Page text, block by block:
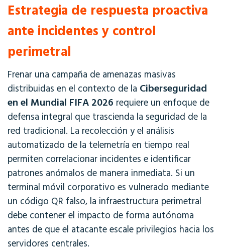
Estrategia de respuesta proactiva
ante incidentes y control
perimetral
Frenar una campaña de amenazas masivas
distribuidas en el contexto de la Ciberseguridad
en el Mundial FIFA 2026 requiere un enfoque de
defensa integral que trascienda la seguridad de la
red tradicional. La recolección y el análisis
automatizado de la telemetría en tiempo real
permiten correlacionar incidentes e identificar
patrones anómalos de manera inmediata. Si un
terminal móvil corporativo es vulnerado mediante
un código QR falso, la infraestructura perimetral
debe contener el impacto de forma autónoma
antes de que el atacante escale privilegios hacia los
servidores centrales.